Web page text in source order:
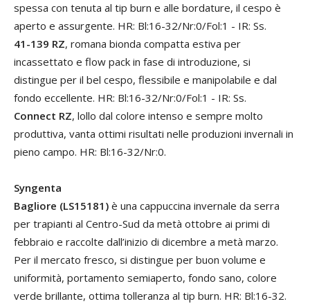
spessa con tenuta al tip burn e alle bordature, il cespo è
aperto e assurgente. HR: Bl:16-32/Nr:0/Fol:1 - IR: Ss.
41-139 RZ, romana bionda compatta estiva per
incassettato e flow pack in fase di introduzione, si
distingue per il bel cespo, flessibile e manipolabile e dal
fondo eccellente. HR: Bl:16-32/Nr:0/Fol:1 - IR: Ss.
Connect RZ, lollo dal colore intenso e sempre molto
produttiva, vanta ottimi risultati nelle produzioni invernali in
pieno campo. HR: Bl:16-32/Nr:0.
Syngenta
Bagliore (LS15181) è una cappuccina invernale da serra
per trapianti al Centro-Sud da metà ottobre ai primi di
febbraio e raccolte dall’inizio di dicembre a metà marzo.
Per il mercato fresco, si distingue per buon volume e
uniformità, portamento semiaperto, fondo sano, colore
verde brillante, ottima tolleranza al tip burn. HR: Bl:16-32.